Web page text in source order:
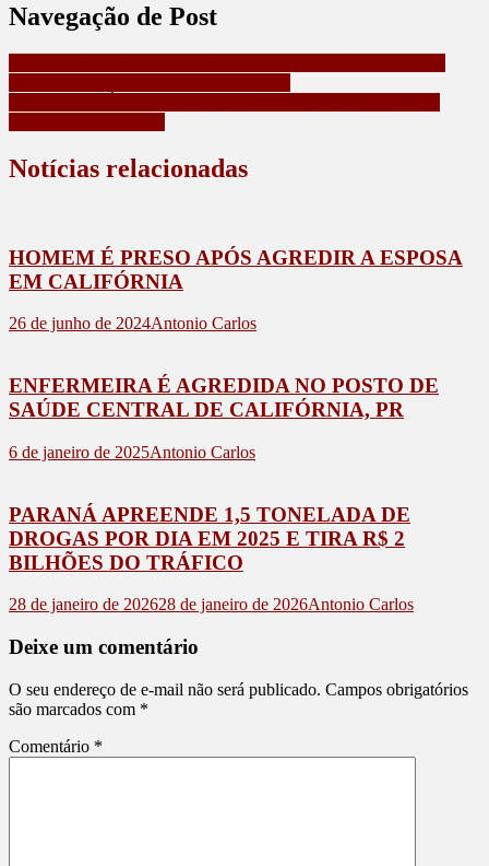
Navegação de Post
Notícias relacionadas
HOMEM É PRESO APÓS AGREDIR A ESPOSA
EM CALIFÓRNIA
26 de junho de 2024Antonio Carlos
ENFERMEIRA É AGREDIDA NO POSTO DE
SAÚDE CENTRAL DE CALIFÓRNIA, PR
6 de janeiro de 2025Antonio Carlos
PARANÁ APREENDE 1,5 TONELADA DE
DROGAS POR DIA EM 2025 E TIRA R$ 2
BILHÕES DO TRÁFICO
28 de janeiro de 202628 de janeiro de 2026Antonio Carlos
Deixe um comentário
O seu endereço de e-mail não será publicado. Campos obrigatórios
são marcados com *
Comentário *